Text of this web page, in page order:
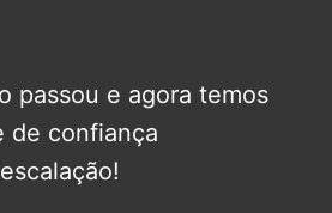
passou e agora temos
de confiança